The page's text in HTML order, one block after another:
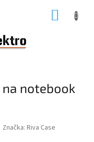
na notebook
Značka: Riva Case